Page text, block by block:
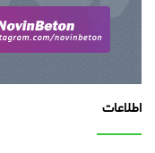
اطلاعات